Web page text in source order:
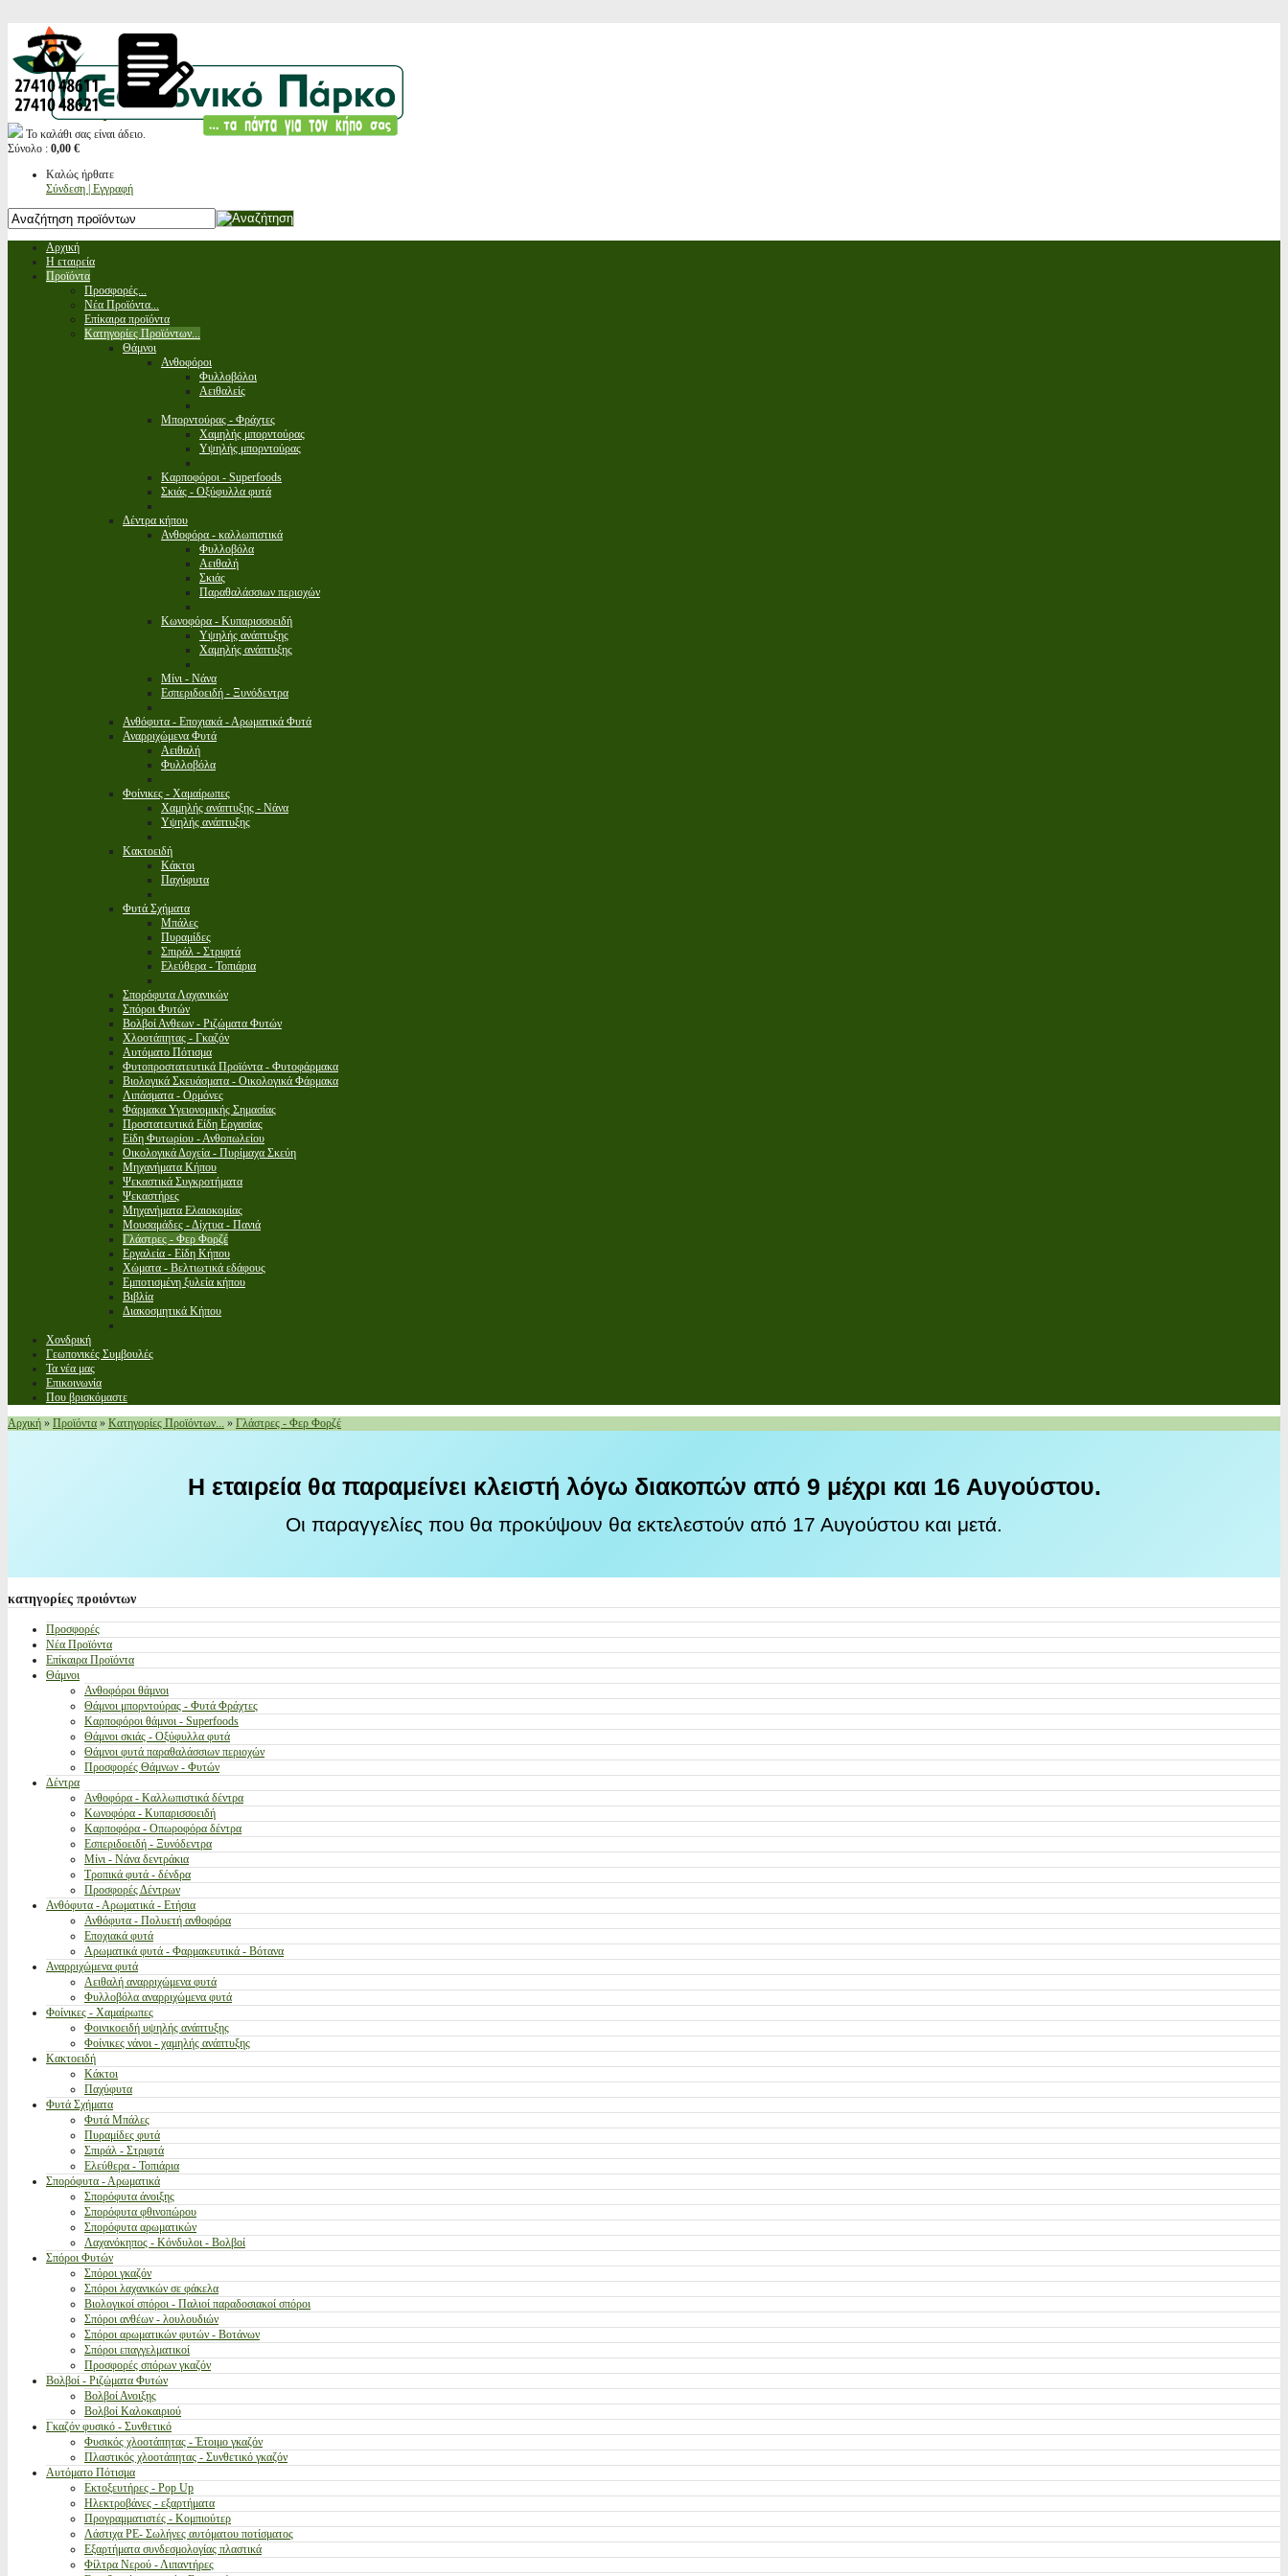
Το καλάθι σας είναι άδειο.
Σύνολο : 0,00 €
Καλώς ήρθατε
Σύνδεση | Εγγραφή
Αρχική
Η εταιρεία
Προϊόντα
Προσφορές...
Νέα Προϊόντα...
Επίκαιρα προϊόντα
Κατηγορίες Προϊόντων...
Θάμνοι
Ανθοφόροι
Φυλλοβόλοι
Αειθαλείς
Μπορντούρας - Φράχτες
Χαμηλής μπορντούρας
Υψηλής μπορντούρας
Καρποφόροι - Superfoods
Σκιάς - Οξύφυλλα φυτά
Δέντρα κήπου
Ανθοφόρα - καλλωπιστικά
Φυλλοβόλα
Αειθαλή
Σκιάς
Παραθαλάσσιων περιοχών
Κωνοφόρα - Κυπαρισσοειδή
Υψηλής ανάπτυξης
Χαμηλής ανάπτυξης
Μίνι - Νάνα
Εσπεριδοειδή - Ξυνόδεντρα
Ανθόφυτα - Εποχιακά - Αρωματικά Φυτά
Αναρριχώμενα Φυτά
Αειθαλή
Φυλλοβόλα
Φοίνικες - Χαμαίρωπες
Χαμηλής ανάπτυξης - Νάνα
Υψηλής ανάπτυξης
Κακτοειδή
Κάκτοι
Παχύφυτα
Φυτά Σχήματα
Μπάλες
Πυραμίδες
Σπιράλ - Στριφτά
Ελεύθερα - Τοπιάρια
Σπορόφυτα Λαχανικών
Σπόροι Φυτών
Βολβοί Ανθεων - Ριζώματα Φυτών
Χλοοτάπητας - Γκαζόν
Αυτόματο Πότισμα
Φυτοπροστατευτικά Προϊόντα - Φυτοφάρμακα
Βιολογικά Σκευάσματα - Οικολογικά Φάρμακα
Λιπάσματα - Ορμόνες
Φάρμακα Υγειονομικής Σημασίας
Προστατευτικά Είδη Εργασίας
Είδη Φυτωρίου - Ανθοπωλείου
Οικολογικά Δοχεία - Πυρίμαχα Σκεύη
Μηχανήματα Κήπου
Ψεκαστικά Συγκροτήματα
Ψεκαστήρες
Μηχανήματα Ελαιοκομίας
Μουσαμάδες - Δίχτυα - Πανιά
Γλάστρες - Φερ Φορζέ
Εργαλεία - Είδη Κήπου
Χώματα - Βελτιωτικά εδάφους
Εμποτισμένη ξυλεία κήπου
Βιβλία
Διακοσμητικά Κήπου
Χονδρική
Γεωπονικές Συμβουλές
Τα νέα μας
Επικοινωνία
Που βρισκόμαστε
Αρχική » Προϊόντα » Κατηγορίες Προϊόντων... » Γλάστρες - Φερ Φορζέ
Η εταιρεία θα παραμείνει κλειστή λόγω διακοπών από 9 μέχρι και 16 Αυγούστου.
Οι παραγγελίες που θα προκύψουν θα εκτελεστούν από 17 Αυγούστου και μετά.
κατηγορίες προιόντων
Προσφορές
Νέα Προϊόντα
Επίκαιρα Προϊόντα
Θάμνοι
Ανθοφόροι θάμνοι
Θάμνοι μπορντούρας - Φυτά Φράχτες
Καρποφόροι θάμνοι - Superfoods
Θάμνοι σκιάς - Οξύφυλλα φυτά
Θάμνοι φυτά παραθαλάσσιων περιοχών
Προσφορές Θάμνων - Φυτών
Δέντρα
Ανθοφόρα - Καλλωπιστικά δέντρα
Κωνοφόρα - Κυπαρισσοειδή
Καρποφόρα - Οπωροφόρα δέντρα
Εσπεριδοειδή - Ξυνόδεντρα
Μίνι - Νάνα δεντράκια
Τροπικά φυτά - δένδρα
Προσφορές Δέντρων
Ανθόφυτα - Αρωματικά - Ετήσια
Ανθόφυτα - Πολυετή ανθοφόρα
Εποχιακά φυτά
Αρωματικά φυτά - Φαρμακευτικά - Βότανα
Αναρριχώμενα φυτά
Αειθαλή αναρριχώμενα φυτά
Φυλλοβόλα αναρριχώμενα φυτά
Φοίνικες - Χαμαίρωπες
Φοινικοειδή υψηλής ανάπτυξης
Φοίνικες νάνοι - χαμηλής ανάπτυξης
Κακτοειδή
Κάκτοι
Παχύφυτα
Φυτά Σχήματα
Φυτά Μπάλες
Πυραμίδες φυτά
Σπιράλ - Στριφτά
Ελεύθερα - Τοπιάρια
Σπορόφυτα - Αρωματικά
Σπορόφυτα άνοιξης
Σπορόφυτα φθινοπώρου
Σπορόφυτα αρωματικών
Λαχανόκηπος - Κόνδυλοι - Βολβοί
Σπόροι Φυτών
Σπόροι γκαζόν
Σπόροι λαχανικών σε φάκελα
Βιολογικοί σπόροι - Παλιοί παραδοσιακοί σπόροι
Σπόροι ανθέων - λουλουδιών
Σπόροι αρωματικών φυτών - Βοτάνων
Σπόροι επαγγελματικοί
Προσφορές σπόρων γκαζόν
Βολβοί - Ριζώματα Φυτών
Βολβοί Ανοιξης
Βολβοί Καλοκαιριού
Γκαζόν φυσικό - Συνθετικό
Φυσικός χλοοτάπητας - Έτοιμο γκαζόν
Πλαστικός χλοοτάπητας - Συνθετικό γκαζόν
Αυτόματο Πότισμα
Εκτοξευτήρες - Pop Up
Ηλεκτροβάνες - εξαρτήματα
Προγραμματιστές - Κομπιούτερ
Λάστιχα PE- Σωλήνες αυτόματου ποτίσματος
Εξαρτήματα συνδεσμολογίας πλαστικά
Φίλτρα Νερού - Λιπαντήρες